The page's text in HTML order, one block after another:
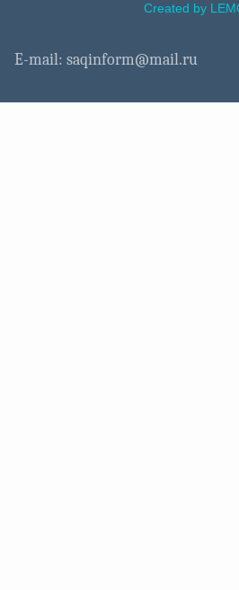
Created by
E-mail: saqinform@mail.ru